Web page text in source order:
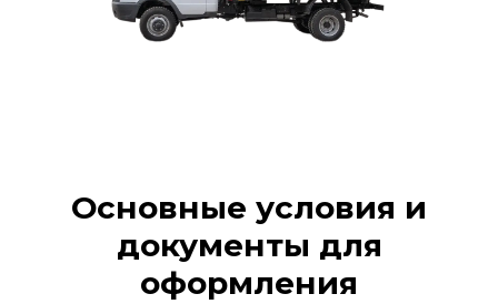
Основные условия и
документы для
оформления